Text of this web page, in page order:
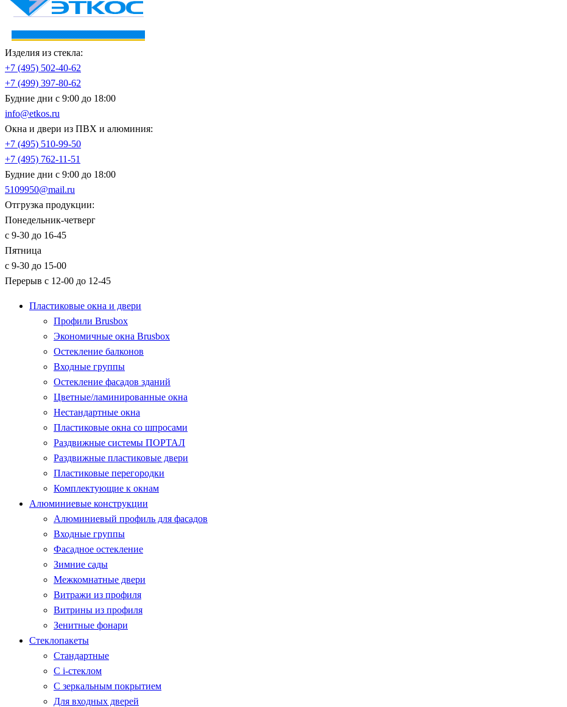
Изделия из стекла:
+7 (495) 502-40-62
+7 (499) 397-80-62
Будние дни с 9:00 до 18:00
info@etkos.ru
Окна и двери из ПВХ и алюминия:
+7 (495) 510-99-50
+7 (495) 762-11-51
Будние дни с 9:00 до 18:00
5109950@mail.ru
Отгрузка продукции:
Понедельник-четверг
с 9-30 до 16-45
Пятница
с 9-30 до 15-00
Перерыв с 12-00 до 12-45
Пластиковые окна и двери
Профили Brusbox
Экономичные окна Brusbox
Остекление балконов
Входные группы
Остекление фасадов зданий
Цветные/ламинированные окна
Нестандартные окна
Пластиковые окна со шпросами
Раздвижные системы ПОРТАЛ
Раздвижные пластиковые двери
Пластиковые перегородки
Комплектующие к окнам
Алюминиевые конструкции
Алюминиевый профиль для фасадов
Входные группы
Фасадное остекление
Зимние сады
Межкомнатные двери
Витражи из профиля
Витрины из профиля
Зенитные фонари
Стеклопакеты
Стандартные
С i-стеклом
С зеркальным покрытием
Для входных дверей